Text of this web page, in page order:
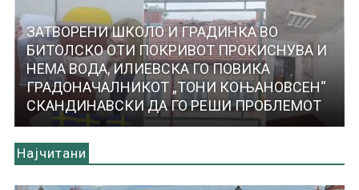
ЗАТВОРЕНИ ШКОЛО И ГРАДИНКА ВО
БИТОЛСКО ОТИ ПОКРИВОТ ПРОКИСНУВА И
НЕМА ВОДА, ИЛИЕВСКА ГО ПОВИКА
ГРАДОНАЧАЛНИКОТ „ТОНИ КОЊАНОВСЕН“
СКАНДИНАВСКИ ДА ГО РЕШИ ПРОБЛЕМОТ
Најчитани